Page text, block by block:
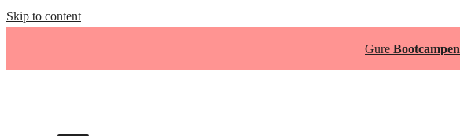
Skip to content
Gure Bootcampen